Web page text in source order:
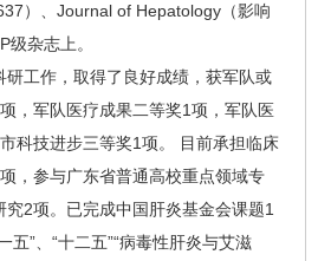
）、Journal of Hepatology（影响
杂志上。
研工作，取得了良好成绩，获军队或
，军队医疗成果二等奖1项，军队医
科技进步三等奖1项。 目前承担临床
，参与广东省普通高校重点领域专
2项。已完成中国肝炎基金会课题1
五”、“十二五”“病毒性肝炎与艾滋